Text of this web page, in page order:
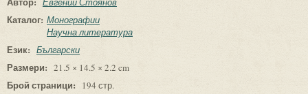
Каталог: Монографии
Научна литература
Език: Български
Размери: 21.5 × 14.5 × 2.2 cm
Брой страници: 194 стр.